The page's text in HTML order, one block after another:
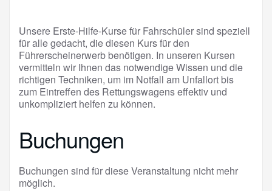
Unsere Erste-Hilfe-Kurse für Fahrschüler sind speziell
für alle gedacht, die diesen Kurs für den
Führerscheinerwerb benötigen. In unseren Kursen
vermitteln wir Ihnen das notwendige Wissen und die
richtigen Techniken, um im Notfall am Unfallort bis
zum Eintreffen des Rettungswagens effektiv und
unkompliziert helfen zu können.
Buchungen
Buchungen sind für diese Veranstaltung nicht mehr
möglich.